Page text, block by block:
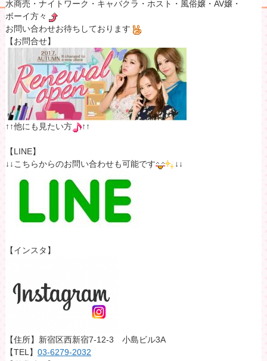
水商売・ナイトワーク・キャバクラ・ホスト・風俗嬢・AV嬢・
ボーイ方々
お問い合わせお待ちしております
【お問合せ】
↑↑他にも見たい方 ↑↑
【LINE】
↓↓こちらからのお問い合わせも可能です
↓↓
【インスタ】
【住所】新宿区西新宿7-12-3 小島ビル3A
【TEL】 03-6279-2032